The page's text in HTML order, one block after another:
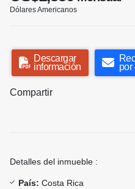
Dólares Americanos
Descargar
información
por
Compartir
Detalles del inmueble :
País: Costa Rica